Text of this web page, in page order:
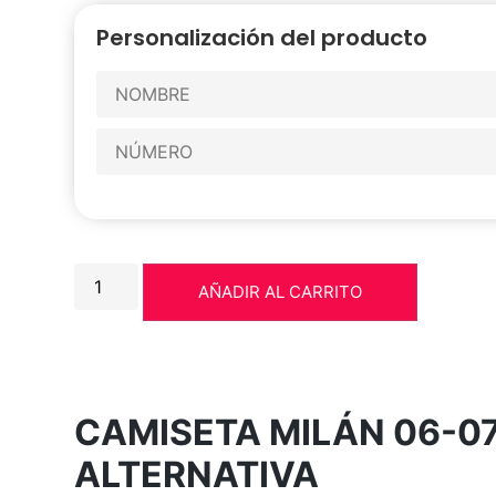
Personalización del producto
AÑADIR AL CARRITO
CAMISETA MILÁN 06-
ALTERNATIVA